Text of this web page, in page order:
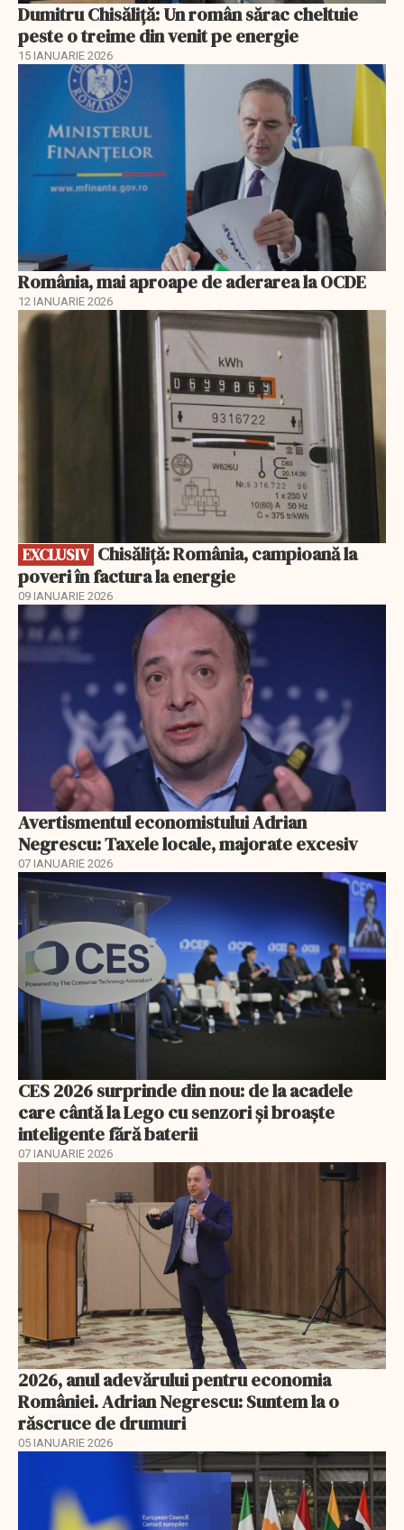
Dumitru Chisăliţă: Un român sărac cheltuie
peste o treime din venit pe energie
15 IANUARIE 2026
România, mai aproape de aderarea la OCDE
12 IANUARIE 2026
EXCLUSIV
EXCLUSIV
poveri în factura la energie
09 IANUARIE 2026
Avertismentul economistului Adrian
Negrescu: Taxele locale, majorate excesiv
07 IANUARIE 2026
CES 2026 surprinde din nou: de la acadele
care cântă la Lego cu senzori și broaște
inteligente fără baterii
07 IANUARIE 2026
2026, anul adevărului pentru economia
României. Adrian Negrescu: Suntem la o
răscruce de drumuri
05 IANUARIE 2026